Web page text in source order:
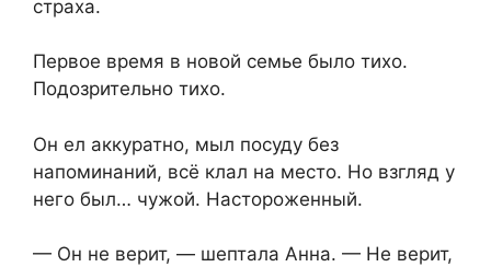
страха.
Первое время в новой семье было тихо.
Подозрительно тихо.
Он ел аккуратно, мыл посуду без
напоминаний, всё клал на место. Но взгляд у
него был… чужой. Настороженный.
— Он не верит, — шептала Анна. — Не верит,